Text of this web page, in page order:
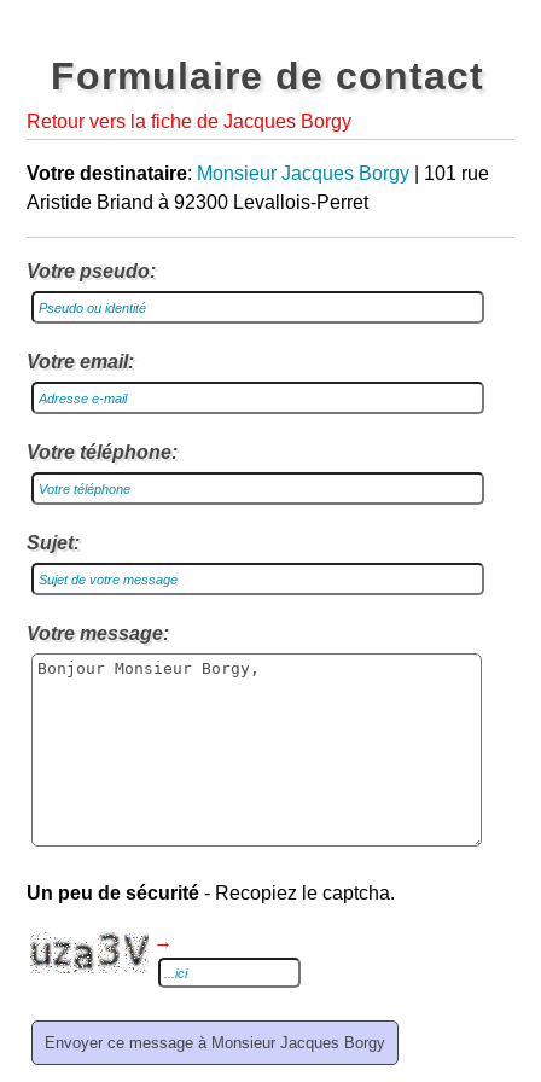
Formulaire de contact
Retour vers la fiche de Jacques Borgy
Votre destinataire: Monsieur Jacques Borgy | 101 rue
Aristide Briand à 92300 Levallois-Perret
Votre pseudo:
Votre email:
Votre téléphone:
Sujet:
Votre message:
Un peu de sécurité - Recopiez le captcha.
→